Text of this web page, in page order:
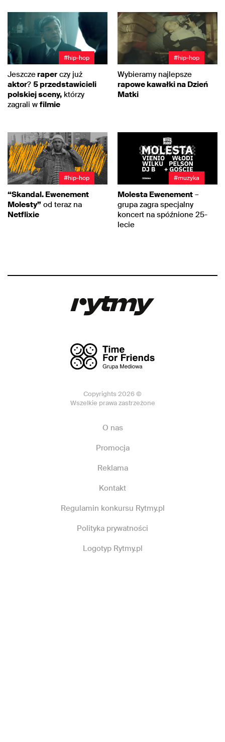
#hip-hop
Jeszczeraper czy już
aktor? 5 przedstawicieli
polskiej sceny, którzy
zagrali w filmie
#hip-hop
Wybieramy najlepsze
rapowe kawałki na Dzień
Matki
#hip-hop
“Skandal. Ewenement
Molesty” od teraz na
Netflixie
#muzyka
Molesta Ewenement –
grupa zagra specjalny
koncert na spóźnione 25-
lecie
Copyrights 2026 ©
Wszelkie prawa zastrzeżone
O nas
Promocja
Reklama
Kontakt
Regulamin konkursu Rytmy.pl
Polityka prywatności
Logotyp Rytmy.pl